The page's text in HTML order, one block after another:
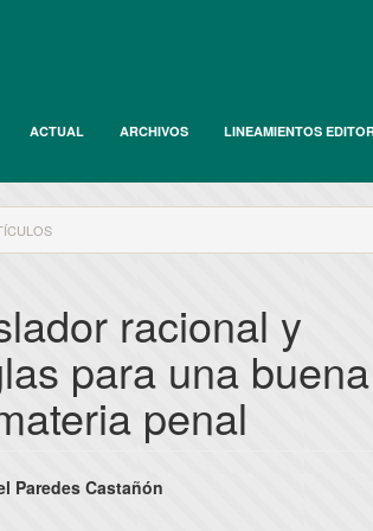
ACTUAL ARCHIVOS LINEAMIENTOS
racional y
para una buena
penal
Paredes Castañón